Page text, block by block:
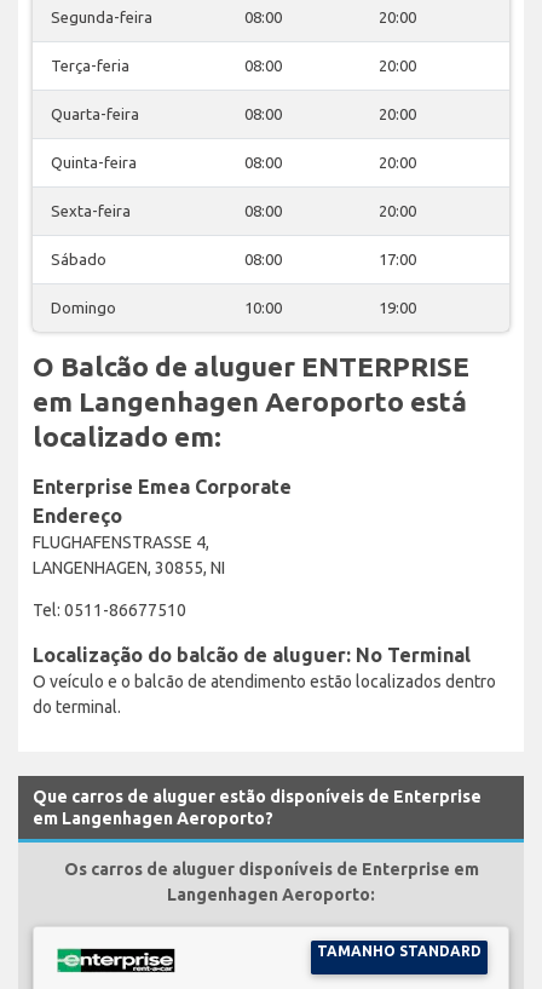
Segunda-feira 08:00 20:00
Terça-feria 08:00 20:00
Quarta-feira 08:00 20:00
Quinta-feira 08:00 20:00
Sexta-feira 08:00 20:00
Sábado 08:00 17:00
Domingo 10:00 19:00
O Balcão de aluguer ENTERPRISE
em Langenhagen Aeroporto está
localizado em:
Enterprise Emea Corporate
Endereço
FLUGHAFENSTRASSE 4,
LANGENHAGEN, 30855, NI
Tel: 0511-86677510
Localização do balcão de aluguer: No Terminal
O veículo e o balcão de atendimento estão localizados dentro
do terminal.
Que carros de aluguer estão disponíveis de Enterprise
em Langenhagen Aeroporto?
Os carros de aluguer disponíveis de Enterprise em
Langenhagen Aeroporto:
TAMANHO STANDARD